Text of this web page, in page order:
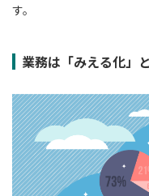
す。
業務は「みえる化」